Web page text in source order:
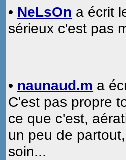
• NeLsOn a écrit
sérieux c'est pas
• naunaud.m a
C'est pas propre
ce que c'est,
un peu de
soin...